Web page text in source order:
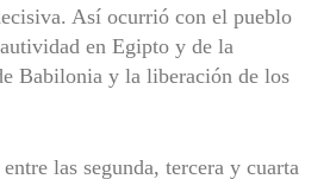
Así ocurrió con el pueblo
en Egipto y de la
Babilonia y la liberación de los
las segunda, tercera y cuarta